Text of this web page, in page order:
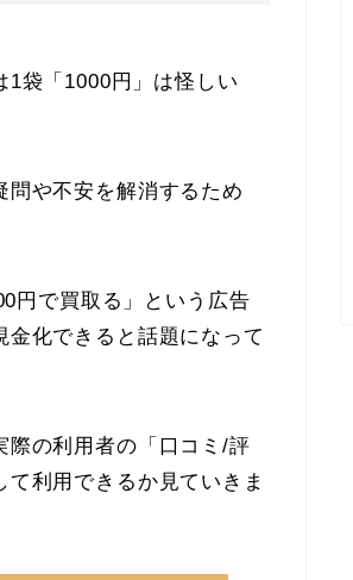
袋「1000円」は怪しい
や不安を解消するため
円で買取る」という広告
化できると話題になって
際の利用者の「口コミ/評
利用できるか見ていきま